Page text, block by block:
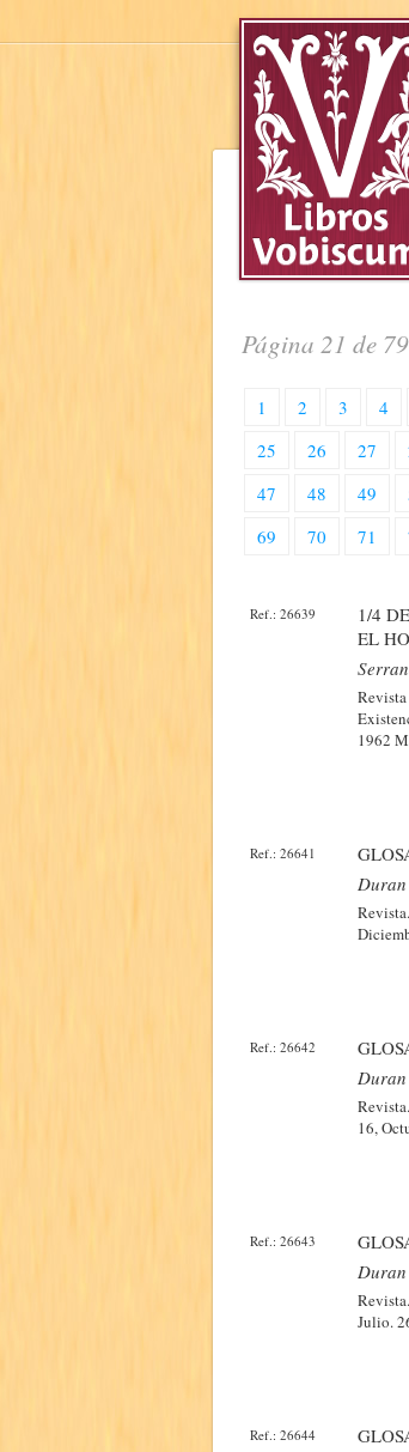
Página 21 de 79
1 2 3 4
25
26 27
47
48 49
69
70 71
Ref.: 26639
1/4
EL
1962
Ref.: 26641
Ref.: 26642
16,
Ref.: 26643
Julio.
Ref.: 26644